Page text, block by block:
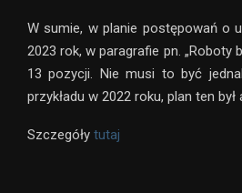
W sumie, w planie postępowań o
2023 rok, w paragrafie pn. „Roboty
13 pozycji. Nie musi to być
przykładu w 2022 roku, plan ten
Szczegóły tutaj